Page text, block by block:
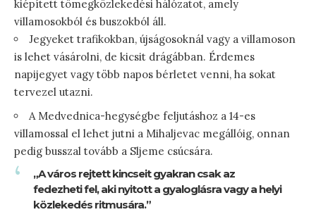
kiépített tömegközlekedési hálózatot, amely
villamosokból és buszokból áll.
Jegyeket trafikokban, újságosoknál vagy a villamoson
is lehet vásárolni, de kicsit drágábban. Érdemes
napijegyet vagy több napos bérletet venni, ha sokat
tervezel utazni.
A Medvednica-hegységbe feljutáshoz a 14-es
villamossal el lehet jutni a Mihaljevac megállóig, onnan
pedig busszal tovább a Sljeme csúcsára.
„A város rejtett kincseit gyakran csak az
fedezheti fel, aki nyitott a gyaloglásra vagy a helyi
közlekedés ritmusára.”